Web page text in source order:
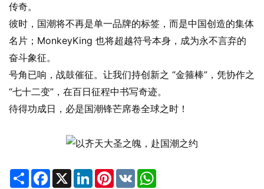
传奇。
彼时，国潮将不再是单一品牌的标签，而是中国创造的集体
名片；MonkeyKing 也将超越符号本身，成为永不言弃的
奋斗象征。
号角已响，战鼓催征。让我们持创新之 “金箍棒”，凭协作之
“七十二变”，在百日征程中书写奇迹。
待得功成日，必是国潮锋芒席卷全球之时！
Share Facebook
X LinkedInPinterest
VK